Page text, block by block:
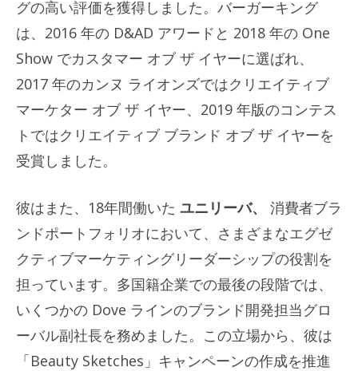
グの高い評価を獲得しました。バーガーキング
は、2016 年の D&AD アワードと 2018 年の One
Show でカスタマー オブ ザ イヤーに選ばれ、
2017 年のカンヌ ライオンズではクリエイティブ
マーケター オブ ザ イヤー、2019 年版のコンテス
トではクリエイティブ ブランド オブ ザ イヤーを
受賞しました。
彼はまた、18年間働いた ユニリーバ、 消費者ブラ
ンドポートフォリオにおいて、さまざまなエグゼ
クティブマーケティングリーダーシップの役割を
担っています。多国籍企業での最後の段階では、
いくつかの Dove ラインのブランド開発担当グロ
ーバル副社長を務めました。この立場から、彼は
「Beauty Sketches」キャンペーンの作成を推進